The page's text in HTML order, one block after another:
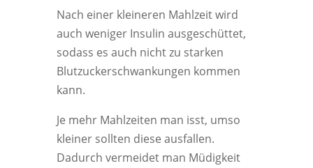
Nach einer kleineren Mahlzeit wird
auch weniger Insulin ausgeschüttet,
sodass es auch nicht zu starken
Blutzuckerschwankungen kommen
kann.
Je mehr Mahlzeiten man isst, umso
kleiner sollten diese ausfallen.
Dadurch vermeidet man Müdigkeit